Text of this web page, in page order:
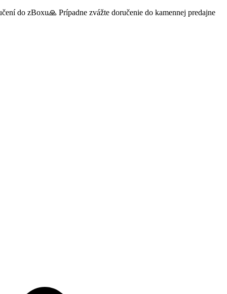
do zBoxu🙏 Prípadne zvážte doručenie do kamennej predajne